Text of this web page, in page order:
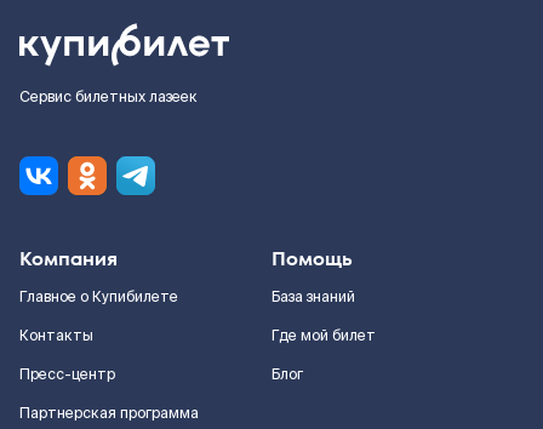
Сервис билетных лазеек
Компания
Главное о Купибилете
Контакты
Пресс-центр
Партнерская программа
Помощь
База знаний
Где мой билет
Блог